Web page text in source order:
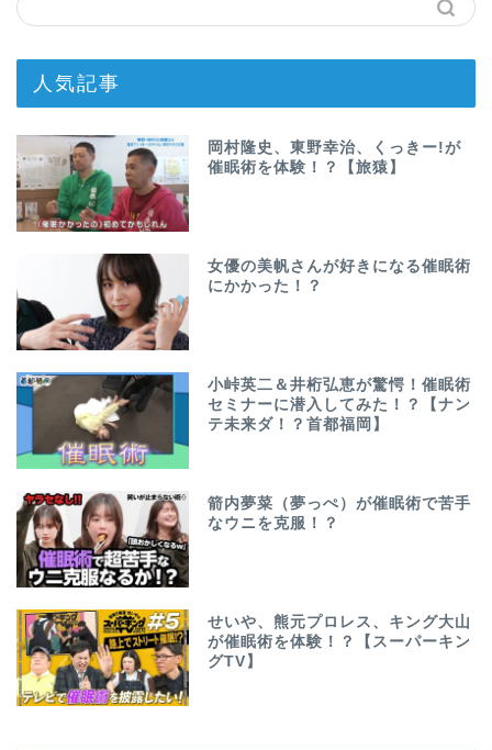
人気記事
岡村隆史、東野幸治、くっきー!が
催眠術を体験！？【旅猿】
女優の美帆さんが好きになる催眠術
にかかった！？
小峠英二＆井桁弘恵が驚愕！催眠術
セミナーに潜入してみた！？【ナン
テ未来ダ！？首都福岡】
箭内夢菜（夢っぺ）が催眠術で苦手
なウニを克服！？
せいや、熊元プロレス、キング大山
が催眠術を体験！？【スーパーキン
グTV】